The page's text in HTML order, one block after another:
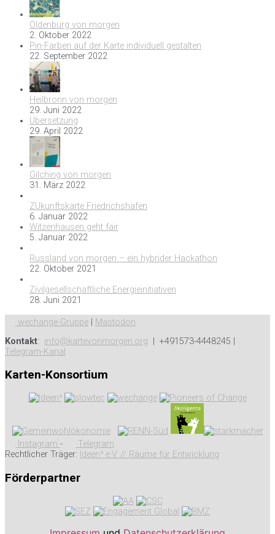
Oldenburg von morgen
2. Oktober 2022
Pin-Farben auf der Karte individuell gestalten
22. September 2022
Heilbronn von morgen
29. Juni 2022
Übersetzung
29. April 2022
Gilching von morgen
31. März 2022
ZUkunftskarte Friedrichshafen
6. Januar 2022
Witzenhausen geht fair
5. Januar 2022
Russland von morgen – ein hybrider Hackathon
22. Oktober 2021
Zivilgesellschaftliche Energieinitiativen
28. Juni 2021
wechange-Gruppe
Mastodon
Kontakt: info@kartevonmorgen.org | +491573-4448245 |
Telegram-Kanal
Karten-Konsortium
Instagram -
Telegram
Rechtlicher Träger: Ideen³ e.V. // Räume für Entwicklung
Förderpartner